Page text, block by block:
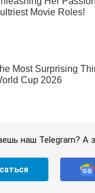
наш Telegram? А